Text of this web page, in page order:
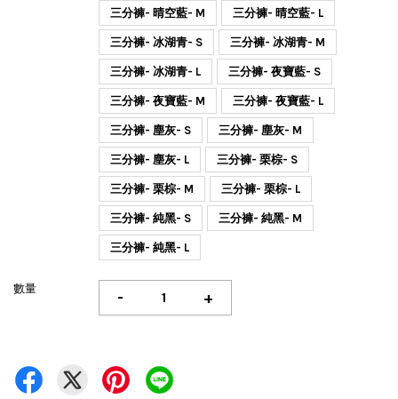
三分褲- 晴空藍- M 三分褲- 晴空藍- L
三分褲- 冰湖青- S 三分褲- 冰湖青- M
三分褲- 冰湖青- L 三分褲- 夜寶藍- S
三分褲- 夜寶藍- M 三分褲- 夜寶藍- L
三分褲- 塵灰- S 三分褲- 塵灰- M
三分褲- 塵灰- L 三分褲- 栗棕- S
三分褲- 栗棕- M 三分褲- 栗棕- L
三分褲- 純黑- S 三分褲- 純黑- M
三分褲- 純黑- L
數量 - +